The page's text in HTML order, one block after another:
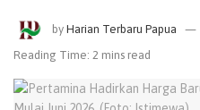
by Harian Terbaru Papua
Reading Time: 2 mins read